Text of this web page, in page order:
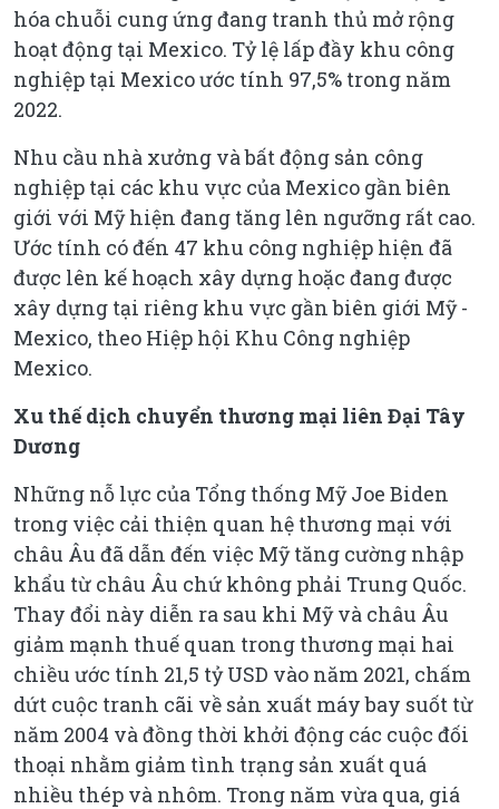
hóa chuỗi cung ứng đang tranh thủ mở rộng
hoạt động tại Mexico. Tỷ lệ lấp đầy khu công
nghiệp tại Mexico ước tính 97,5% trong năm
2022.
Nhu cầu nhà xưởng và bất động sản công
nghiệp tại các khu vực của Mexico gần biên
giới với Mỹ hiện đang tăng lên ngưỡng rất cao.
Ước tính có đến 47 khu công nghiệp hiện đã
được lên kế hoạch xây dựng hoặc đang được
xây dựng tại riêng khu vực gần biên giới Mỹ -
Mexico, theo Hiệp hội Khu Công nghiệp
Mexico.
Xu thế dịch chuyển thương mại liên Đại Tây
Dương
Những nỗ lực của Tổng thống Mỹ Joe Biden
trong việc cải thiện quan hệ thương mại với
châu Âu đã dẫn đến việc Mỹ tăng cường nhập
khẩu từ châu Âu chứ không phải Trung Quốc.
Thay đổi này diễn ra sau khi Mỹ và châu Âu
giảm mạnh thuế quan trong thương mại hai
chiều ước tính 21,5 tỷ USD vào năm 2021, chấm
dứt cuộc tranh cãi về sản xuất máy bay suốt từ
năm 2004 và đồng thời khởi động các cuộc đối
thoại nhằm giảm tình trạng sản xuất quá
nhiều thép và nhôm. Trong năm vừa qua, giá